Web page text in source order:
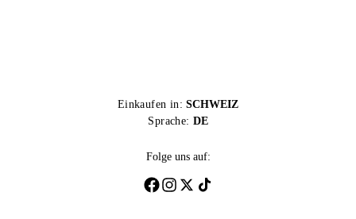
Einkaufen in: SCHWEIZ
Sprache: DE
Folge uns auf: